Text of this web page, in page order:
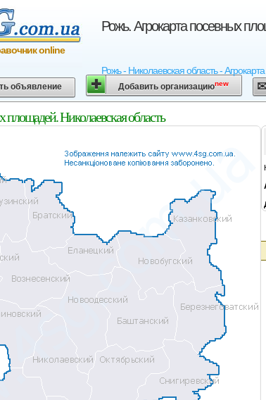
Рожь. Агрокарта посевных
Рожь - Николаевская область -
online
объявление Добавить организациюnew
Николаевская область